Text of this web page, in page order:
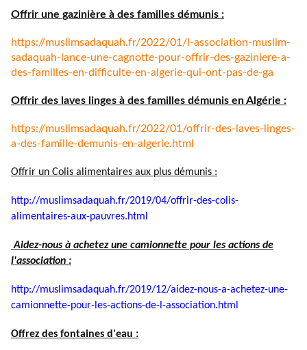
Offrir une gazinière à des familles démunis :
https://muslimsadaquah.fr/2022/01/l-association-muslim-
sadaquah-lance-une-cagnotte-pour-offrir-des-gaziniere-a-
des-familles-en-difficulte-en-algerie-qui-ont-pas-de-ga
Offrir des laves linges à des familles démunis en Algérie :
https://muslimsadaquah.fr/2022/01/offrir-des-laves- linges-
a-des-famille-demunis-en-algerie.html
Offrir un Colis alimentaires aux plus démunis :
http://muslimsadaquah.fr/2019/04/offrir-des-colis-
alimentaires-aux-pauvres.html
Aidez-nous à achetez une camionnette pour les actions de
l'association :
http://muslimsadaquah.fr/2019/12/aidez-nous-a-achetez-une-
camionnette-pour-les-actions-de-l-association.html
Offrez des fontaines d'eau :